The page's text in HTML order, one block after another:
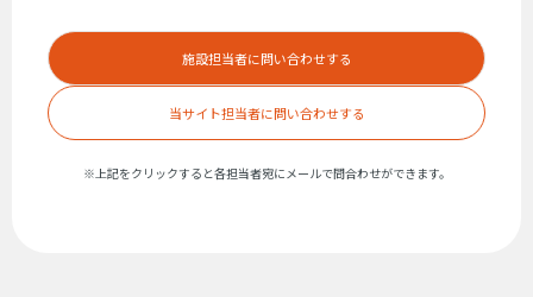
施設担当者に問い合わせする
当サイト担当者に問い合わせする
※上記をクリックすると各担当者宛にメールで問合わせができます。